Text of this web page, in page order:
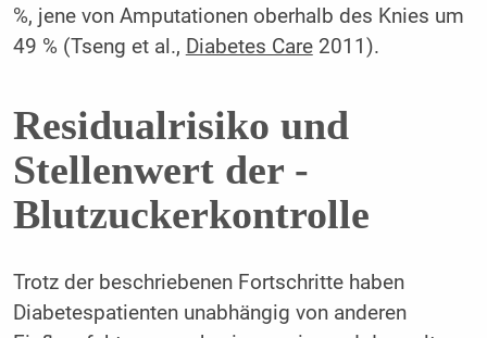
%, jene von Amputationen oberhalb des Knies um
49 % (Tseng et al., Diabetes Care2011).
Residualrisiko und
Stellenwert der ­
Blutzuckerkontrolle
Trotz der beschriebenen Fortschritte haben
Diabetespatienten unabhängig von anderen